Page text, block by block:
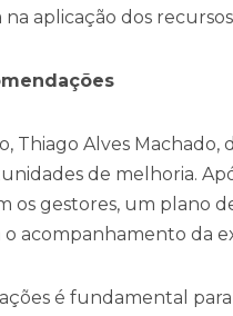
aplicação dos
Thiago Alves Machado,
de melhoria.
os gestores, um plano
acompanhamento da
é fundamental